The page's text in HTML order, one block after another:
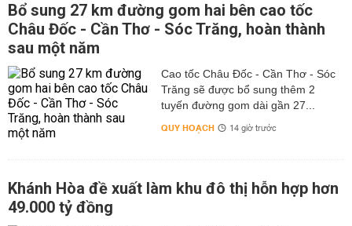
Bổ sung 27 km đường gom hai bên cao tốc
Châu Đốc - Cần Thơ - Sóc Trăng, hoàn thành
sau một năm
Cao tốc Châu Đốc - Cần Thơ - Sóc
Trăng sẽ được bổ sung thêm 2
tuyến đường gom dài gần 27...
QUY HOẠCH 14 giờ trước
Khánh Hòa đề xuất làm khu đô thị hỗn hợp hơn
49.000 tỷ đồng